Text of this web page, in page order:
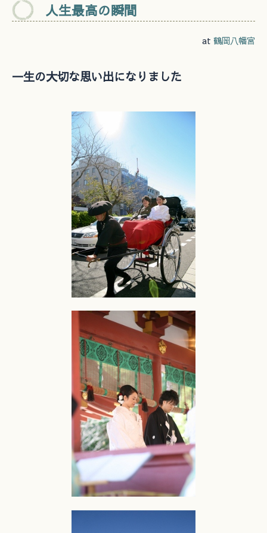
人生最高の瞬間
at 鶴岡八幡宮
一生の大切な思い出になりました